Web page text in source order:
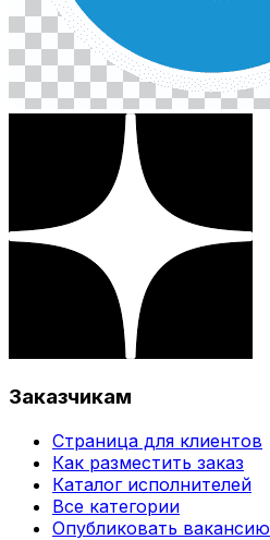
Заказчикам
Страница для клиентов
Как разместить заказ
Каталог исполнителей
Все категории
Опубликовать вакансию